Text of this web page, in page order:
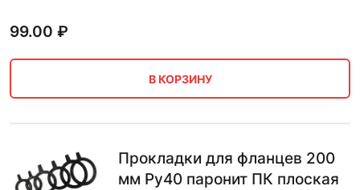
99.00 ₽
В КОРЗИНУ
Прокладки для фланцев 200
мм Ру40 паронит ПК плоская